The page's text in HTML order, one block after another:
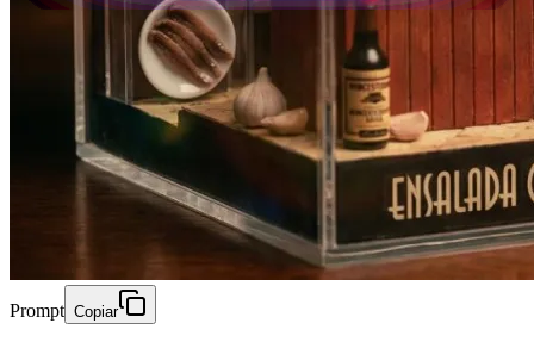
Prompt Copiar